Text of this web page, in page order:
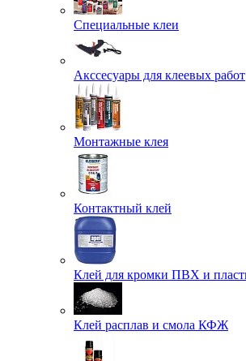
Специальные клеи
Акссесуары для клеевых работ
Монтажные клея
Контактный клей
Клей для кромки ПВХ и
Клей расплав и смола КФЖ